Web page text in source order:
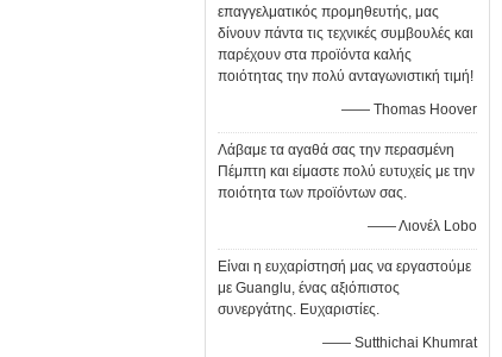
επαγγελματικός προμηθευτής, μας
δίνουν πάντα τις τεχνικές συμβουλές και
παρέχουν στα προϊόντα καλής
ποιότητας την πολύ ανταγωνιστική τιμή!
—— Thomas Hoover
Λάβαμε τα αγαθά σας την περασμένη
Πέμπτη και είμαστε πολύ ευτυχείς με την
ποιότητα των προϊόντων σας.
—— Λιονέλ Lobo
Είναι η ευχαρίστησή μας να εργαστούμε
με Guanglu, ένας αξιόπιστος
συνεργάτης. Ευχαριστίες.
—— Sutthichai Khumrat